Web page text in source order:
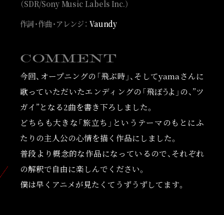
（SDR/Sony Music Labels Inc.）
作詞・作曲・アレンジ： Vaundy
COMMENT
今回、オープニングの「飛ぶ時」、そしてyamaさんに
歌っていただいたエンディングの「飛ぼうよ 」の、”ツ
ガイ”となる2曲を書き下ろしました。
どちらも大きな「旅立ち」というテーマのもとにふ
たりの主人公の心情を描く作品にしました。
普段より概念的な作品になっているので、それぞれ
の解釈で自由に楽しんでください。
僕は早くアニメが見たくてうずうずしてます。